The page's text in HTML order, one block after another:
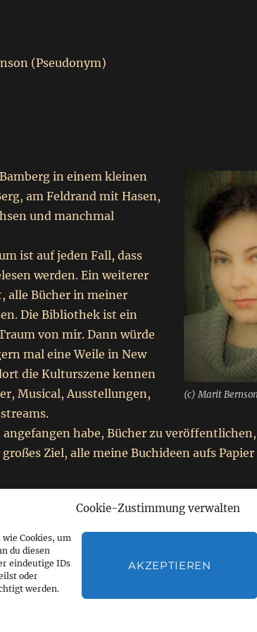
Cookie-Zustimmung verwalten
Cookies, um
du diesen
eindeutige IDs
oder
werden.
AKZEPTIEREN
(Pseudonym)
(c) Marit
in einem kleinen
am Feldrand mit Hasen,
und manchmal
ist auf jeden Fall, dass
werden. Ein weiterer
alle Bücher in meiner
Die Bibliothek ist ein
von mir. Dann würde
mal eine Weile in New
die Kulturszene kennen
Musical, Ausstellungen,
angefangen habe, Bücher zu
Ziel, alle meine Buchideen aufs
von WordPress